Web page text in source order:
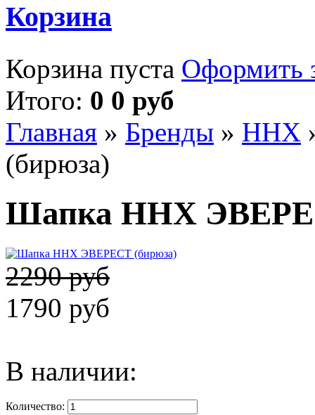
Корзина
Корзина пуста Оформить
Итого: 0 0 руб
Главная » Бренды » ННХ
(бирюза)
Шапка ННХ
2290 руб
1790 руб
В наличии:
Количество: